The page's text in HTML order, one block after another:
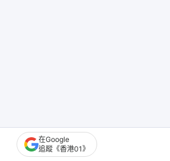
至於四年前因禁藥事件而被禁賽
在Google
追蹤《香港01》